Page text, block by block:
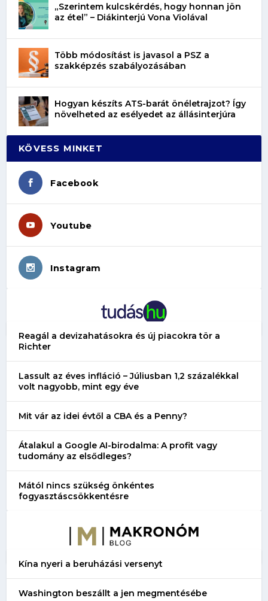
„Szerintem kulcskérdés, hogy honnan jön
az étel” – Diákinterjú Vona Violával
Több módosítást is javasol a PSZ a
szakképzés szabályozásában
Hogyan készíts ATS-barát önéletrajzot? Így
növelheted az esélyedet az állásinterjúra
KÖVESS MINKET
Facebook
Youtube
Instagram
Reagál a devizahatásokra és új piacokra tör a
Richter
Lassult az éves infláció – Júliusban 1,2 százalékkal
volt nagyobb, mint egy éve
Mit vár az idei évtől a CBA és a Penny?
Átalakul a Google AI-birodalma: A profit vagy
tudomány az elsődleges?
Mától nincs szükség önkéntes
fogyasztáscsökkentésre
Kína nyeri a beruházási versenyt
Washington beszállt a jen megmentésébe